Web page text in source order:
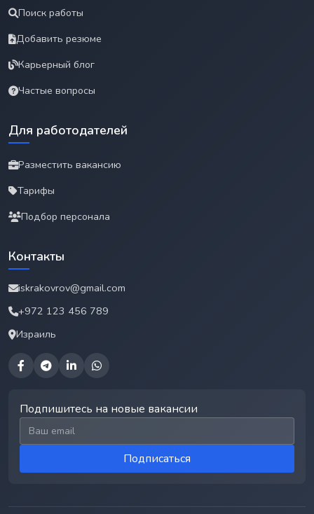
Поиск работы
Добавить резюме
Карьерный блог
Частые вопросы
Для работодателей
Разместить вакансию
Тарифы
Подбор персонала
Контакты
iskrakovrov@gmail.com
+972 123 456 789
Израиль
Подпишитесь на новые вакансии
Email для подписки
Подписаться